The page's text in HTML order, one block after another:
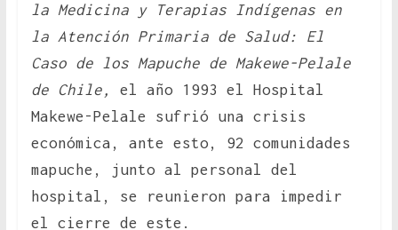
la Medicina y Terapias Indígenas en
la Atención Primaria de Salud: El
Caso de los Mapuche de Makewe-Pelale
de Chile,
el año 1993 el Hospital
Makewe-Pelale sufrió una crisis
económica, ante esto, 92 comunidades
mapuche, junto al personal del
hospital, se reunieron para impedir
el cierre de este.